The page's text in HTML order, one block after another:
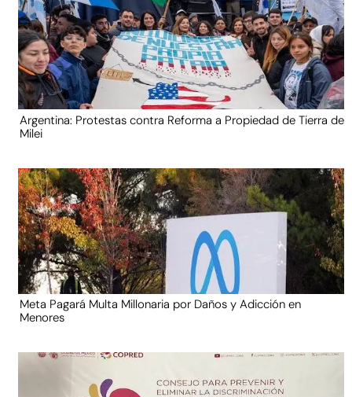
Argentina: Protestas contra Reforma a Propiedad de Tierra de
Milei
Meta Pagará Multa Millonaria por Daños y Adicción en
Menores